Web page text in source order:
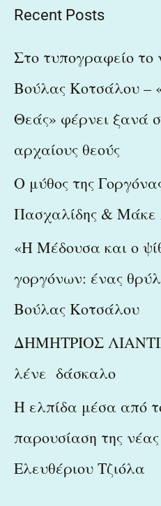
c
f
o
Recent Posts
Στο τυπογραφείο το
Βούλας Κοτσάλου –
Θεάς» φέρνει ξανά
αρχαίους θεούς
Ο μύθος της
Πασχαλίδης & Μάκε
«Η Μέδουσα και ο
γοργόνων: ένας
Βούλας Κοτσάλου
ΔΗΜΗΤΡΙΟΣ
λένε δάσκαλο
Η ελπίδα μέσα από
παρουσίαση της
Ελευθέριου Τζιόλα